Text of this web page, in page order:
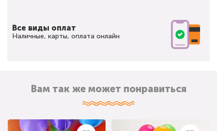
Все виды оплат
Наличные, карты, оплата онлайн
Вам так же может понравиться